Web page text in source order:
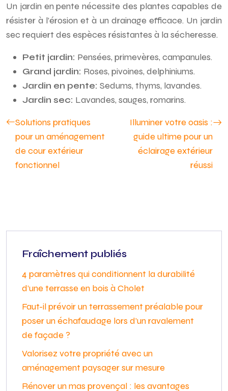
Un jardin en pente nécessite des plantes capables de
résister à l’érosion et à un drainage efficace. Un jardin
sec requiert des espèces résistantes à la sécheresse.
Petit jardin: Pensées, primevères, campanules.
Grand jardin: Roses, pivoines, delphiniums.
Jardin en pente: Sedums, thyms, lavandes.
Jardin sec: Lavandes, sauges, romarins.
Solutions pratiques
pour un aménagement
de cour extérieur
fonctionnel
Illuminer votre oasis :
guide ultime pour un
éclairage extérieur
réussi
Fraîchement publiés
4 paramètres qui conditionnent la durabilité
d’une terrasse en bois à Cholet
Faut-il prévoir un terrassement préalable pour
poser un échafaudage lors d’un ravalement
de façade ?
Valorisez votre propriété avec un
aménagement paysager sur mesure
Rénover un mas provençal : les avantages